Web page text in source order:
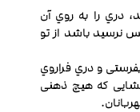
دري را به روي آن
نرسید باشد از تو
و دري فراروي
که هیچ ذهنی